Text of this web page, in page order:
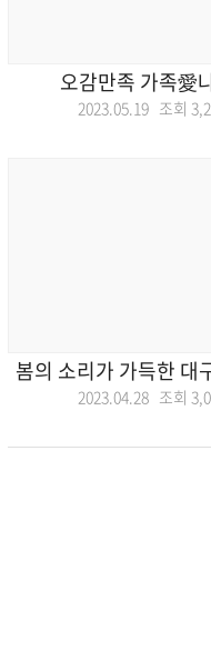
오감만족 가족愛
2023.05.19 조회
봄의 소리가 가득한 대
2023.04.28 조회